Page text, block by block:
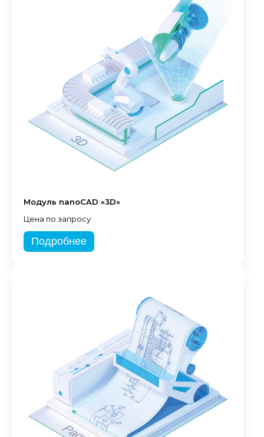
Модуль nanoCAD «3D»
Цена по запросу
Подробнее